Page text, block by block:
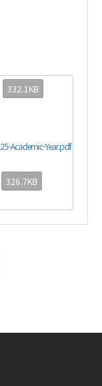
332.1KB
Academic-Year.pdf
326.7KB